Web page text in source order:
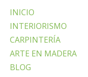
INICIO
INTERIORISMO
CARPINTERÍA
ARTE EN MADERA
BLOG